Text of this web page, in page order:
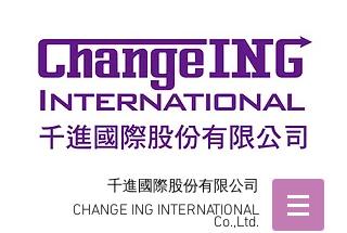
千進國際股份有限公司
CHANGE ING INTERNATIONAL
Co.,Ltd.